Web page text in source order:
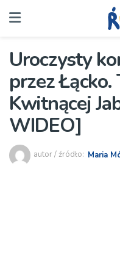
Uroczysty
przez
Kwitnącej
WIDEO]
autor / źródło: Maria